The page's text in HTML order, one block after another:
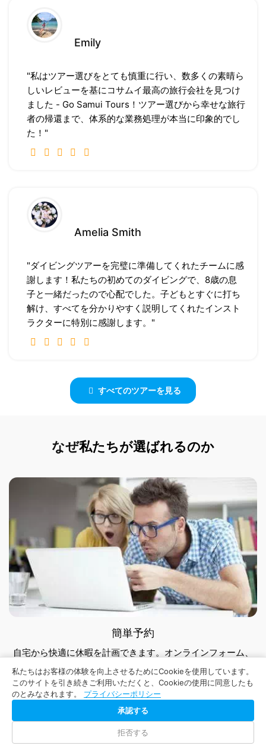
Emily
"私はツアー選びをとても慎重に行い、数多くの素晴ら
しいレビューを基にコサムイ最高の旅行会社を見つけ
ました - Go Samui Tours！ツアー選びから幸せな旅行
者の帰還まで、体系的な業務処理が本当に印象的でし
た！"
Amelia Smith
"ダイビングツアーを完璧に準備してくれたチームに感
謝します！私たちの初めてのダイビングで、8歳の息
子と一緒だったので心配でした。子どもとすぐに打ち
解け、すべてを分かりやすく説明してくれたインスト
ラクターに特別に感謝します。"
すべてのツアーを見る
なぜ私たちが選ばれるのか
簡単予約
自宅から快適に休暇を計画できます。オンラインフォーム、
WhatsAppまたはTelegramでご希望のツアーをご予約くださ
い。
私たちはお客様の体験を向上させるためにCookieを使用しています。
このサイトを引き続きご利用いただくと、Cookieの使用に同意したも
のとみなされます。 プライバシーポリシー
承認する
拒否する